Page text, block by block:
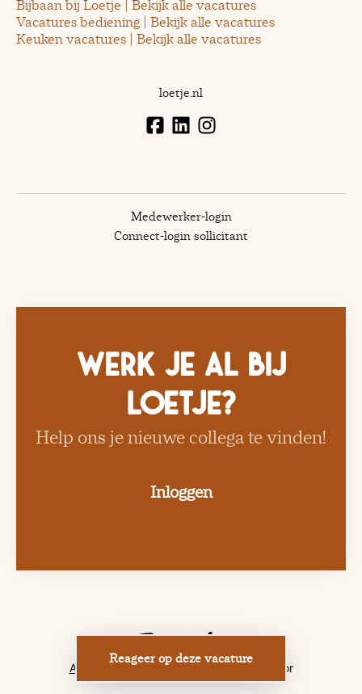
Reageer op deze vacature
Bijbaan bij Loetje | Bekijk alle vacatures
Vacatures bediening | Bekijk alle vacatures
Keuken vacatures | Bekijk alle vacatures
loetje.nl
Medewerker-login
Connect-login sollicitant
Werk je al bij
Loetje?
Help ons je nieuwe collega te vinden!
Inloggen
Applicant tracking system door Teamtailor